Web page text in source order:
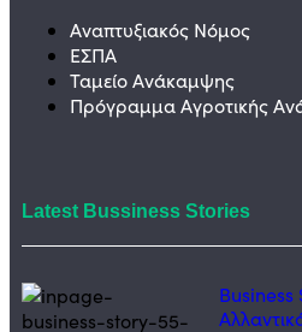
Αναπτυξιακός Νόμος
ΕΣΠΑ
Ταμείο Ανάκαμψης
Πρόγραμμα Αγροτικής
Latest Bussiness Stories